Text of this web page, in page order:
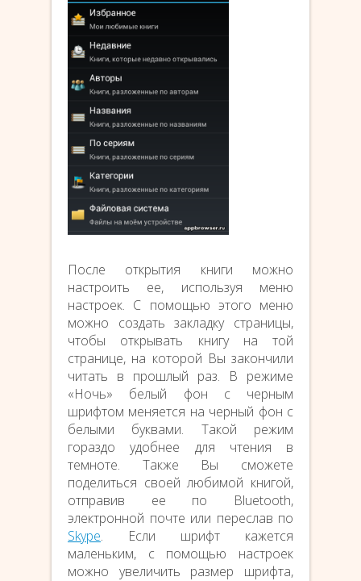
После открытия книги можно
настроить ее, используя меню
настроек. С помощью этого меню
можно создать закладку страницы,
чтобы открывать книгу на той
странице, на которой Вы закончили
читать в прошлый раз. В режиме
«Ночь» белый фон с черным
шрифтом меняется на черный фон с
белыми буквами. Такой режим
гораздо удобнее для чтения в
темноте. Также Вы сможете
поделиться своей любимой книгой,
отправив ее по Bluetooth,
электронной почте или переслав по
Skype. Если шрифт кажется
маленьким, с помощью настроек
можно увеличить размер шрифта,